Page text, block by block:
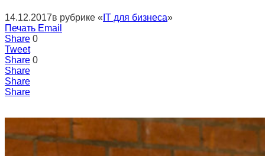
14.12.2017в рубрике « IT для бизнеса»
Печать Email
Share 0
Tweet
Share 0
Share
Share
Share